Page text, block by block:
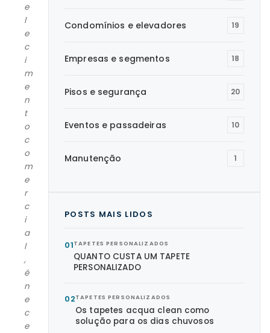
e
l
e
c
i
m
e
n
t
o
c
o
m
e
r
c
i
a
l
,
é
n
e
c
e
Condomínios e elevadores 19
Empresas e segmentos 18
Pisos e segurança 20
Eventos e passadeiras 10
Manutenção 1
POSTS MAIS LIDOS
01TAPETES PERSONALIZADOS
QUANTO CUSTA UM TAPETE
PERSONALIZADO
02TAPETES PERSONALIZADOS
Os tapetes acqua clean como
solução para os dias chuvosos